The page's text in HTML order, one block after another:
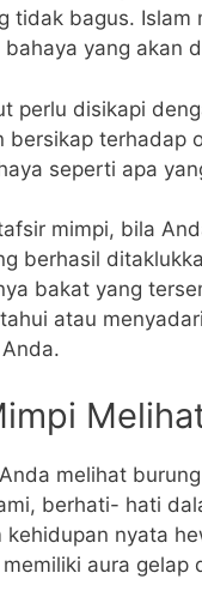
tidak bagus.
bahaya yang akan
perlu disikapi
bersikap terhadap
seperti apa
mimpi, bila
berhasil
bakat yang
atau
melihat
berhati- hati
kehidupan nyata
aura